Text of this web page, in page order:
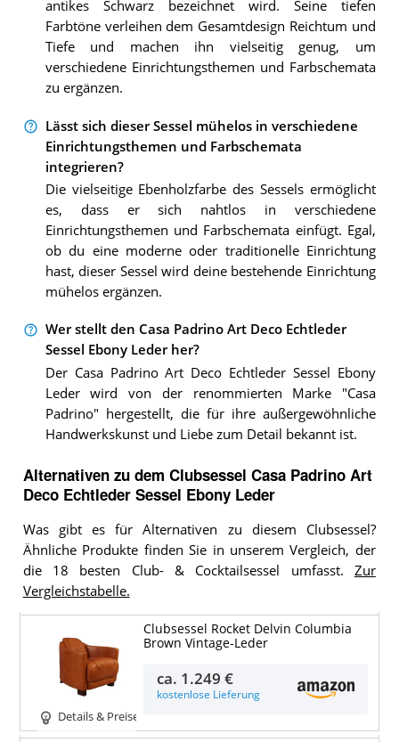
antikes Schwarz bezeichnet wird. Seine tiefen
Farbtöne verleihen dem Gesamtdesign Reichtum und
Tiefe und machen ihn vielseitig genug, um
verschiedene Einrichtungsthemen und Farbschemata
zu ergänzen.
Lässt sich dieser Sessel mühelos in verschiedene
Einrichtungsthemen und Farbschemata
integrieren?
Die vielseitige Ebenholzfarbe des Sessels ermöglicht
es, dass er sich nahtlos in verschiedene
Einrichtungsthemen und Farbschemata einfügt. Egal,
ob du eine moderne oder traditionelle Einrichtung
hast, dieser Sessel wird deine bestehende Einrichtung
mühelos ergänzen.
Wer stellt den Casa Padrino Art Deco Echtleder
Sessel Ebony Leder her?
Der Casa Padrino Art Deco Echtleder Sessel Ebony
Leder wird von der renommierten Marke "Casa
Padrino" hergestellt, die für ihre außergewöhnliche
Handwerkskunst und Liebe zum Detail bekannt ist.
Alternativen zu dem Clubsessel Casa Padrino Art
Deco Echtleder Sessel Ebony Leder
Was gibt es für Alternativen zu diesem Clubsessel?
Ähnliche Produkte finden Sie in unserem Vergleich, der
die 18 besten Club- & Cocktailsessel umfasst. Zur
Vergleichstabelle.
Details & Preise
Clubsessel Rocket Delvin Columbia
Brown Vintage-Leder
ca. 1.249 €
kostenlose Lieferung